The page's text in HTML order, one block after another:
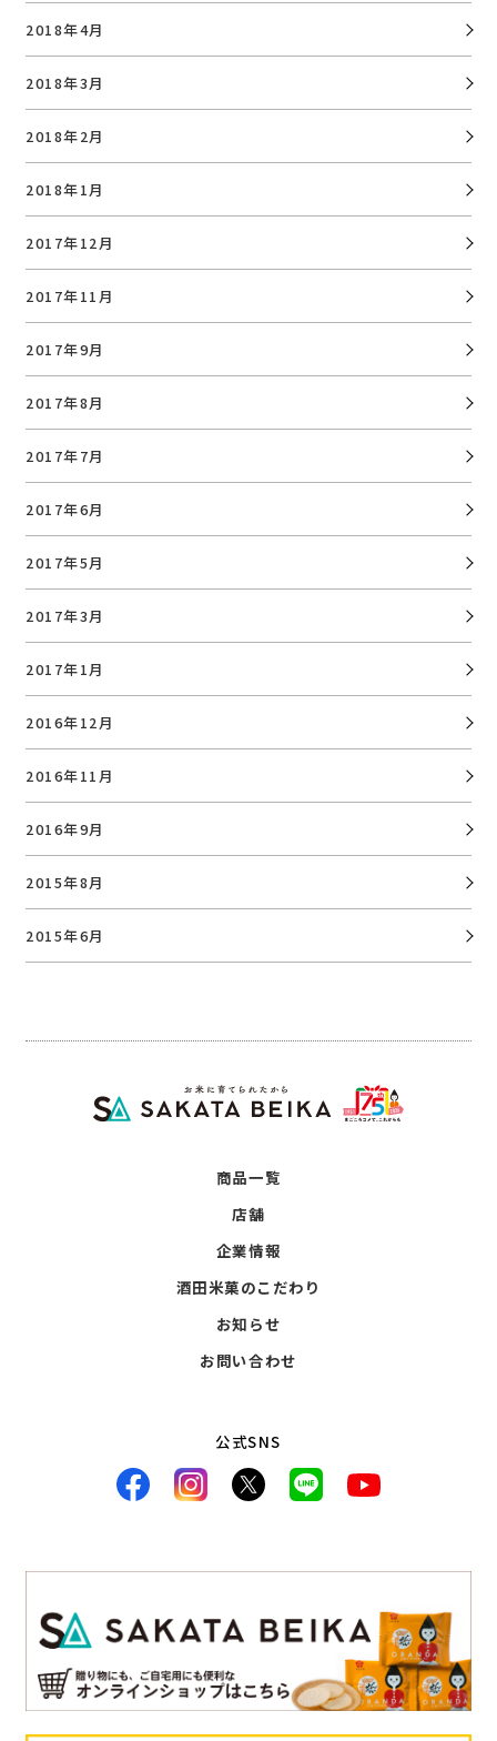
2018年4月
2018年3月
2018年2月
2018年1月
2017年12月
2017年11月
2017年9月
2017年8月
2017年7月
2017年6月
2017年5月
2017年3月
2017年1月
2016年12月
2016年11月
2016年9月
2015年8月
2015年6月
商品一覧
店舗
企業情報
酒田米菓のこだわり
お知らせ
お問い合わせ
公式SNS